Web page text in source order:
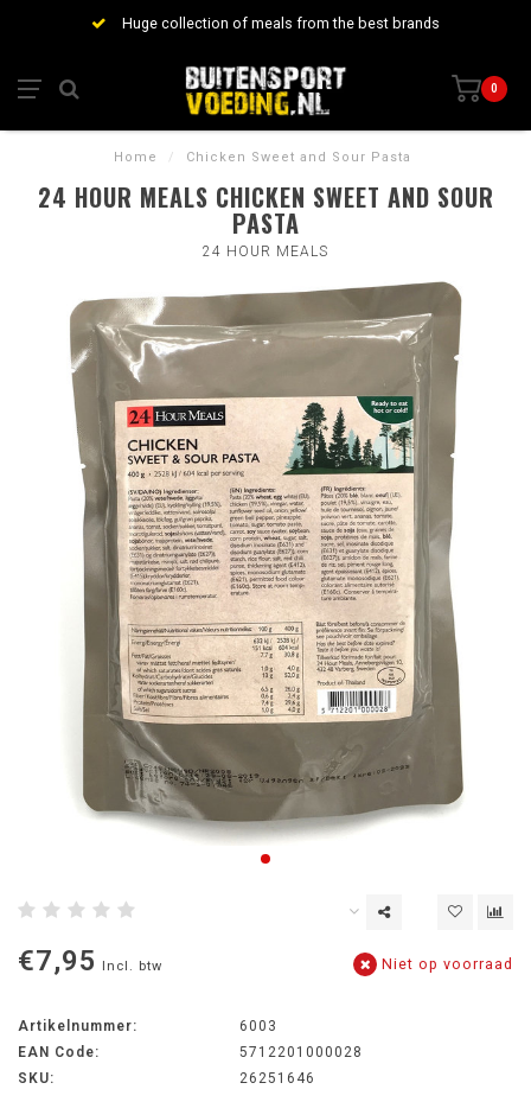
Huge collection of meals from the best brands
0
Home / Chicken Sweet and Sour Pasta
24 HOUR MEALS CHICKEN SWEET AND SOUR
PASTA
24 HOUR MEALS
€7,95 Incl. btw Niet op voorraad
Artikelnummer:
6003
EAN Code:
5712201000028
SKU:
26251646